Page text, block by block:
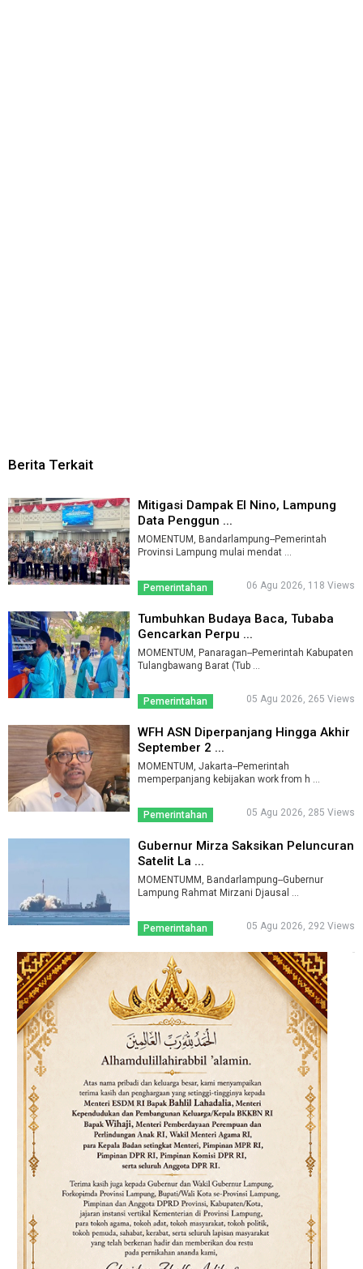
Berita Terkait
Mitigasi Dampak El Nino, Lampung
Data Penggun ...
MOMENTUM, Bandarlampung--Pemerintah
Provinsi Lampung mulai mendat ...
Pemerintahan 06 Agu 2026, 118 Views
Tumbuhkan Budaya Baca, Tubaba
Gencarkan Perpu ...
MOMENTUM, Panaragan--Pemerintah Kabupaten
Tulangbawang Barat (Tub ...
Pemerintahan 05 Agu 2026, 265 Views
WFH ASN Diperpanjang Hingga Akhir
September 2 ...
MOMENTUM, Jakarta--Pemerintah
memperpanjang kebijakan work from h ...
Pemerintahan 05 Agu 2026, 285 Views
Gubernur Mirza Saksikan Peluncuran
Satelit La ...
MOMENTUMM, Bandarlampung--Gubernur
Lampung Rahmat Mirzani Djausal ...
Pemerintahan 05 Agu 2026, 292 Views